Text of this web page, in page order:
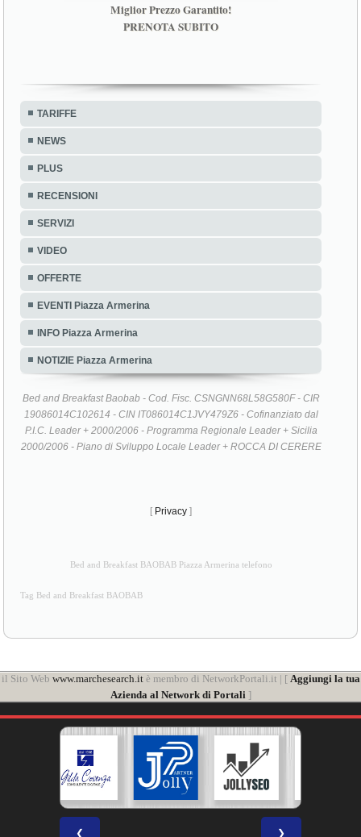
Miglior Prezzo Garantito!
PRENOTA SUBITO
TARIFFE
NEWS
PLUS
RECENSIONI
SERVIZI
VIDEO
OFFERTE
EVENTI Piazza Armerina
INFO Piazza Armerina
NOTIZIE Piazza Armerina
Bed and Breakfast Baobab - Cod. Fisc. CSNGNN68L58G580F - CIR
19086014C102614 - CIN IT086014C1JVY479Z6 - Cofinanziato dal
P.I.C. Leader + 2000/2006 - Programma Regionale Leader + Sicilia
2000/2006 - Piano di Sviluppo Locale Leader + ROCCA DI CERERE
[ Privacy ]
Bed and Breakfast BAOBAB Piazza Armerina telefono
Tag Bed and Breakfast BAOBAB
il Sito Web www.marchesearch.itè membro di NetworkPortali.it | [ Aggiungi la tua
Azienda al Network di Portali ]
❮ ❯